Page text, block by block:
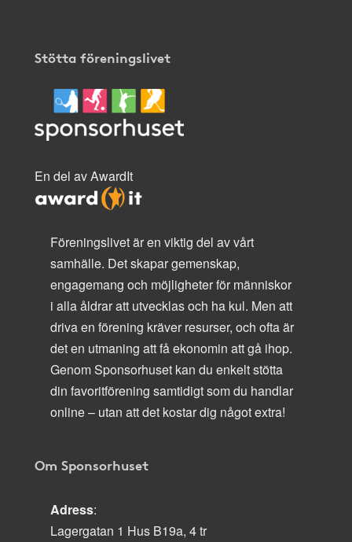
Stötta föreningslivet
En del av AwardIt
Föreningslivet är en viktig del av vårt
samhälle. Det skapar gemenskap,
engagemang och möjligheter för människor
i alla åldrar att utvecklas och ha kul. Men att
driva en förening kräver resurser, och ofta är
det en utmaning att få ekonomin att gå ihop.
Genom Sponsorhuset kan du enkelt stötta
din favoritförening samtidigt som du handlar
online – utan att det kostar dig något extra!
Om Sponsorhuset
Adress:
Lagergatan 1 Hus B19a, 4 tr